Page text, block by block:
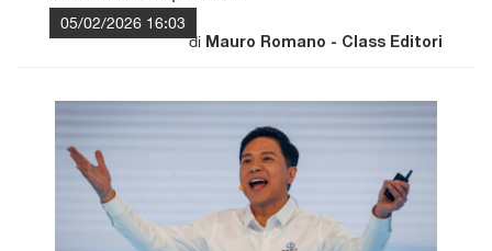
05/02/2026 16:03
di Mauro Romano - Class Editori